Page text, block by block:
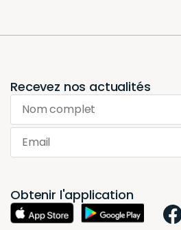
Recevez nos actualités
Nom complet
Email
Obtenir l'application